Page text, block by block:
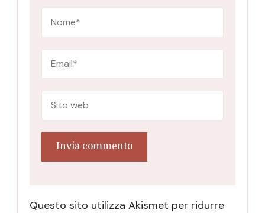
Questo sito utilizza Akismet per ridurre